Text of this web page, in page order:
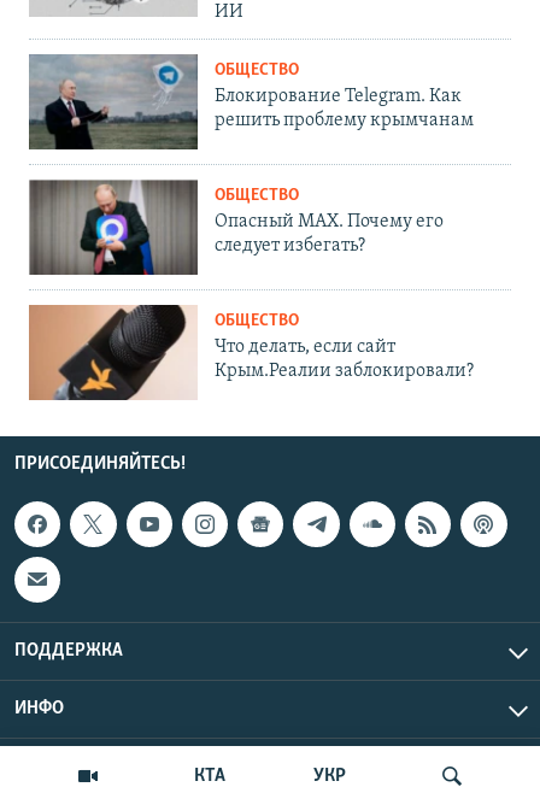
КТА УКР
ИИ
ОБЩЕСТВО
Блокирование Telegram. Как
решить проблему крымчанам
ОБЩЕСТВО
Опасный MAX. Почему его
следует избегать?
ОБЩЕСТВО
Что делать, если сайт
Крым.Реалии заблокировали?
ПРИСОЕДИНЯЙТЕСЬ!
ПОДДЕРЖКА
ИНФО
Copyright Крым.Реалии, 2026 | Все права защищены.
UTC+3